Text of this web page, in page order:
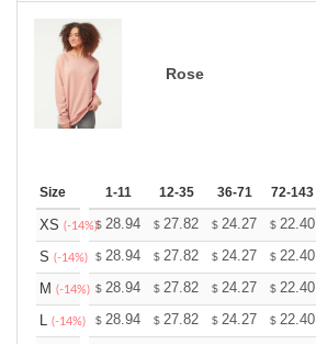
Rose
Size 1-11 12-35 36-71 72-143
XS (-14%)$ 28.94 $ 27.82 $ 24.27 $ 22.40
S (-14%) $ 28.94 $ 27.82 $ 24.27 $ 22.40
M (-14%) $ 28.94 $ 27.82 $ 24.27 $ 22.40
L (-14%) $ 28.94 $ 27.82 $ 24.27 $ 22.40